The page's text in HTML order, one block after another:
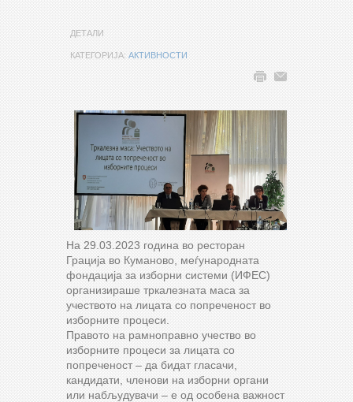
ДЕТАЛИ
КАТЕГОРИЈА: АКТИВНОСТИ
На 29.03.2023 година во ресторан
Грација во Куманово, меѓународната
фондација за изборни системи (ИФЕС)
организираше тркалезната маса за
учеството на лицата со попреченост во
изборните процеси.
Правото на рамноправно учество во
изборните процеси за лицата со
попреченост – да бидат гласачи,
кандидати, членови на изборни органи
или набљудувачи – е од особена важност